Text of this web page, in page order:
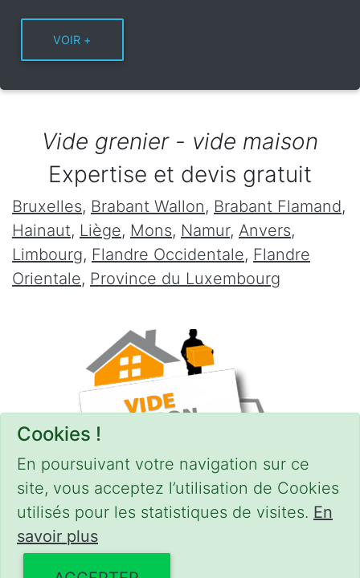
Cookies !
En poursuivant votre navigation sur ce
site, vous acceptez l’utilisation de Cookies
utilisés pour les statistiques de visites. En
savoir plus
Vide grenier - vide maison
Expertise et devis gratuit
Bruxelles, Brabant Wallon, Brabant Flamand,
Hainaut, Liège, Mons, Namur, Anvers,
Limbourg, Flandre Occidentale, Flandre
Orientale, Province du Luxembourg
CONDITIONS-